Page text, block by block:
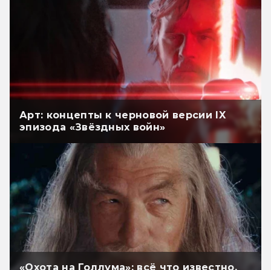
Арт: концепты к черновой версии IX
эпизода «Звёздных войн»
«Охота на Голлума»: всё что известно.